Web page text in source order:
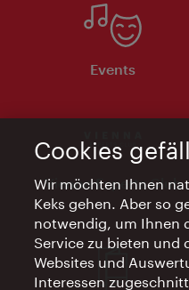
Events
Vienna Experts Club
Cookies
Wir möchten Ihnen
Keks gehen. Aber so
notwendig, um Ihnen
Service zu bieten und
Websites und
Interessen